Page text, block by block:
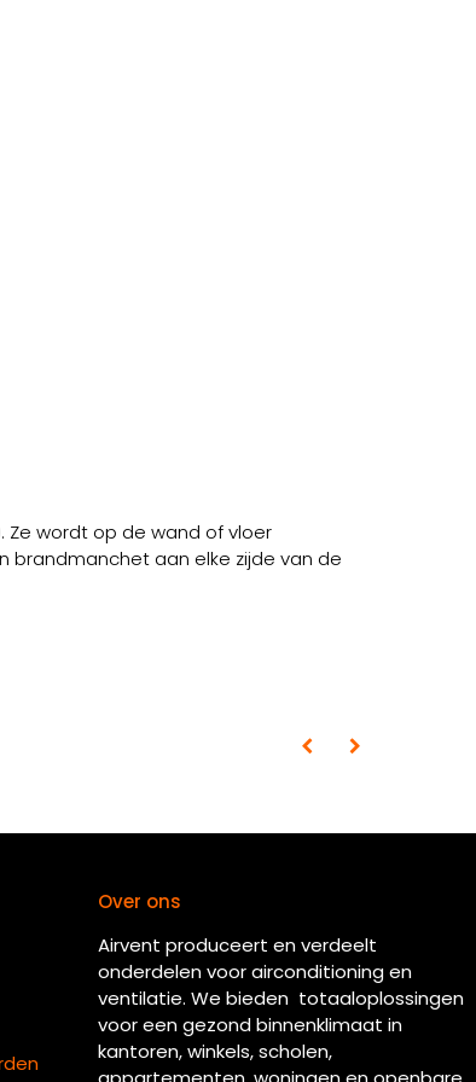
Ze wordt op de wand of vloer
brandmanchet aan elke zijde van de
Over ons
Airvent produceert en verdeelt
onderdelen voor airconditioning en
ventilatie. We bieden totaaloplossingen
voor een gezond binnenklimaat in
kantoren, winkels, scholen,